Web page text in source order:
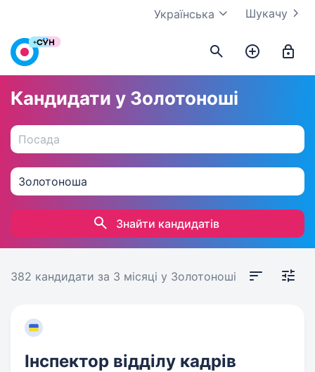
Шукачу
Українська
Кандидати у Золотоноші
Знайти кандидатів
382 кандидати за 3 місяці у Золотоноші
Інспектор відділу кадрів